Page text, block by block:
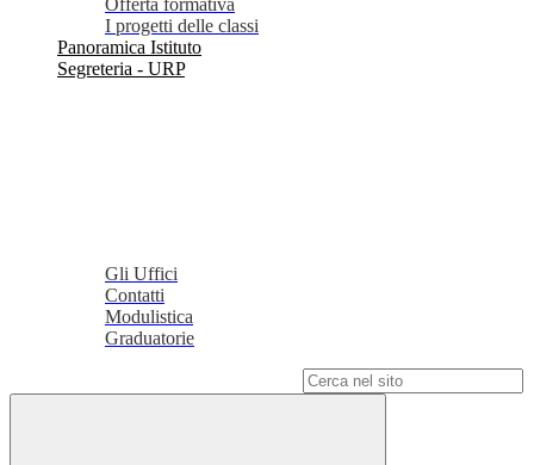
Offerta formativa
I progetti delle classi
Panoramica Istituto
Segreteria - URP
Gli Uffici
Contatti
Modulistica
Graduatorie